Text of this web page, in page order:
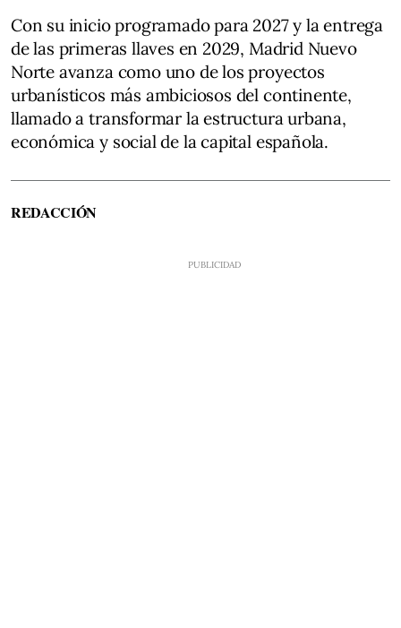
Con su inicio programado para 2027 y la entrega
de las primeras llaves en 2029, Madrid Nuevo
Norte avanza como uno de los proyectos
urbanísticos más ambiciosos del continente,
llamado a transformar la estructura urbana,
económica y social de la capital española.
REDACCIÓN